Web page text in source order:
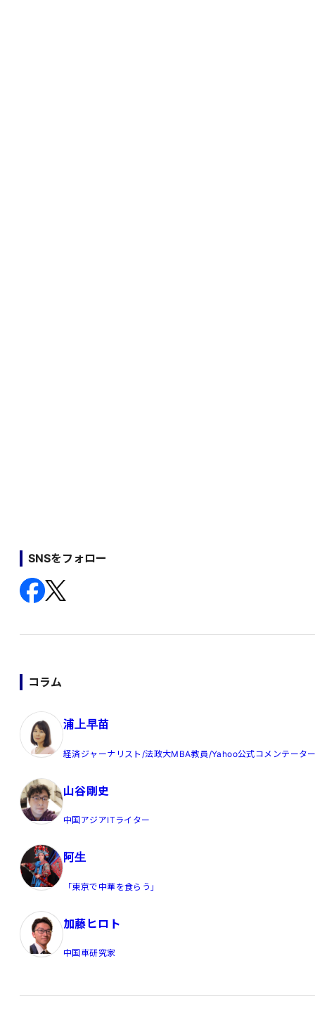
SNSをフォロー
コラム
浦上早苗
経済ジャーナリスト/法政大MBA教員/Yahoo公式コメンテータ
山谷剛史
中国アジアITライター
阿生
「東京で中華を食らう」
加藤ヒロト
中国車研究家